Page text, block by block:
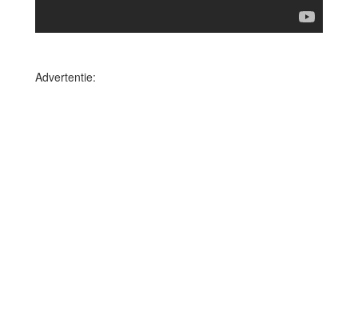
Advertentie: